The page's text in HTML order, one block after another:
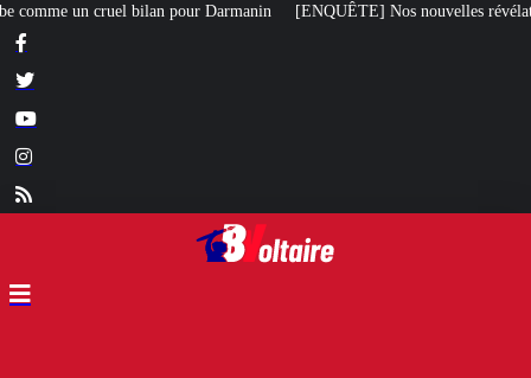
[ENQUÊTE] Nos nouvelles révélations sur le meurtre de Quentin